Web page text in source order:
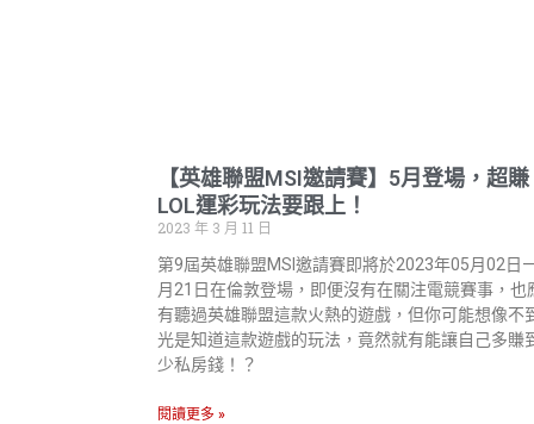
【英雄聯盟MSI邀請賽】5月登場，超賺
LOL運彩玩法要跟上！
2023 年 3 月 11 日
第9屆英雄聯盟MSI邀請賽即將於2023年05月02日
月21日在倫敦登場，即便沒有在關注電競賽事，也
有聽過英雄聯盟這款火熱的遊戲，但你可能想像不
光是知道這款遊戲的玩法，竟然就有能讓自己多賺
少私房錢！？
閱讀更多 »